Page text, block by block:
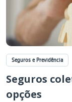
Seguros e Previdência
Seguros
opções